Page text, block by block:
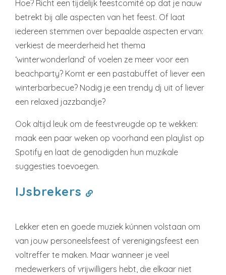
Hoe? Richt een tijdelijk feestcomité op dat je nauw
betrekt bij alle aspecten van het feest. Of laat
iedereen stemmen over bepaalde aspecten ervan:
verkiest de meerderheid het thema
‘winterwonderland’ of voelen ze meer voor een
beachparty? Komt er een pastabuffet of liever een
winterbarbecue? Nodig je een trendy dj uit of liever
een relaxed jazzbandje?
Ook altijd leuk om de feestvreugde op te wekken:
maak een paar weken op voorhand een playlist op
Spotify en laat de genodigden hun muzikale
suggesties toevoegen.
IJsbrekers
Lekker eten en goede muziek kúnnen volstaan om
van jouw personeelsfeest of verenigingsfeest een
voltreffer te maken. Maar wanneer je veel
medewerkers of vrijwilligers hebt, die elkaar niet